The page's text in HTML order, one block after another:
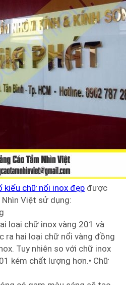
kiểu chữ nổi inox đẹp được
Việt sử dụng:
loại chữ inox vàng 201 và
ra hai loại chữ nổi vàng đồng
Tuy nhiên so với chữ inox
kém chất lượng hơn.• Chữ